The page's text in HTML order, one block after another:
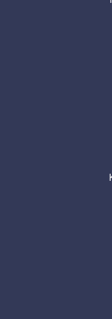
Havale /
geçmesiyle